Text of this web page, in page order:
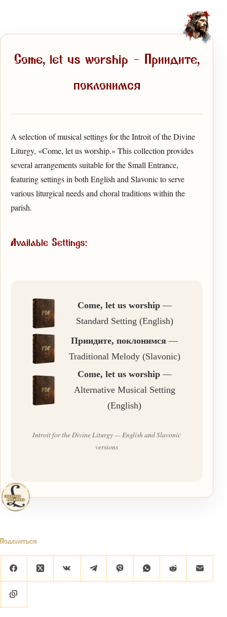
Come, let us worship — Приидите,
поклонимся
A selection of musical settings for the Introit of the Divine
Liturgy, «Come, let us worship.» This collection provides
several arrangements suitable for the Small Entrance,
featuring settings in both English and Slavonic to serve
various liturgical needs and choral traditions within the
parish.
Available Settings:
Come, let us worship—
Standard Setting (English)
Приидите, поклонимся —
Traditional Melody (Slavonic)
Come, let us worship—
Alternative Musical Setting
(English)
Introit for the Divine Liturgy — English and Slavonic
versions
Поделиться